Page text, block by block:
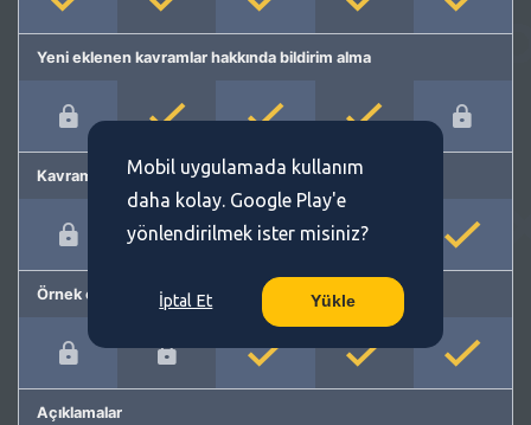
Yeni eklenen kavramlar hakkında bildirim alma
Kavram önerme
Örnek cümleler
Açıklamalar
Mobil uygulamada kullanım
daha kolay. Google Play'e
yönlendirilmek ister misiniz?
İptal Et Yükle